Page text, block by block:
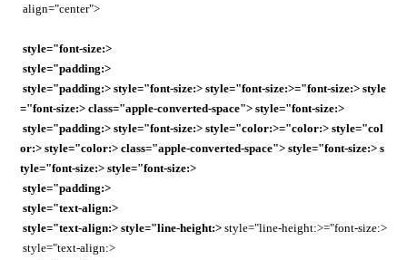
align="center">
style="font-size:>
style="padding:>
style="padding:> style="font-size:> style="font-size:>="font-size:> style
="font-size:> class="apple-converted-space"> style="font-size:>
style="padding:> style="font-size:> style="color:>="color:> style="col
or:> style="color:> class="apple-converted-space"> style="font-size:> s
tyle="font-size:> style="font-size:>
style="padding:>
style="text-align:>
style="text-align:> style="line-height:> style="line-height:>="font-size:>
style="text-align:>